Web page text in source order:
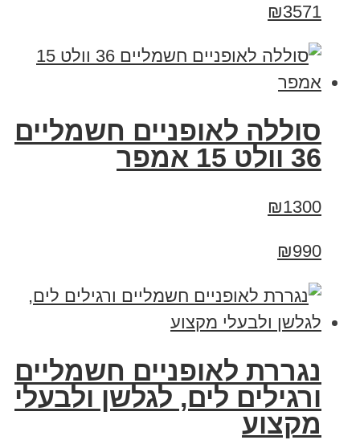
₪3571
סוללה לאופניים חשמליים
36 וולט 15 אמפר
₪1300
₪990
נגררת לאופניים חשמליים
ורגילים לים, לגלשן ולבעלי
מקצוע